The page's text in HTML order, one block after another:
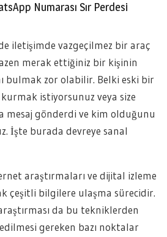
Numarası Sır Perdesi
iletişimde vazgeçilmez bir araç
merak ettiğiniz bir kişinin
bulmak zor olabilir. Belki eski bir
istiyorsunuz veya size
mesaj gönderdi ve kim olduğunu
İşte burada devreye sanal
araştırmaları ve dijital izleme
çeşitli bilgilere ulaşma sürecidir.
da bu tekniklerden
gereken bazı noktalar